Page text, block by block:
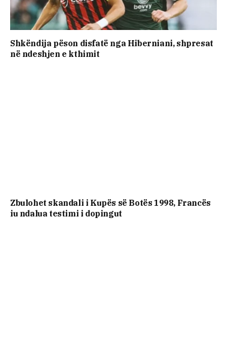
Shkëndija pëson disfatë nga Hiberniani, shpresat
në ndeshjen e kthimit
Zbulohet skandali i Kupës së Botës 1998, Francës
iu ndalua testimi i dopingut